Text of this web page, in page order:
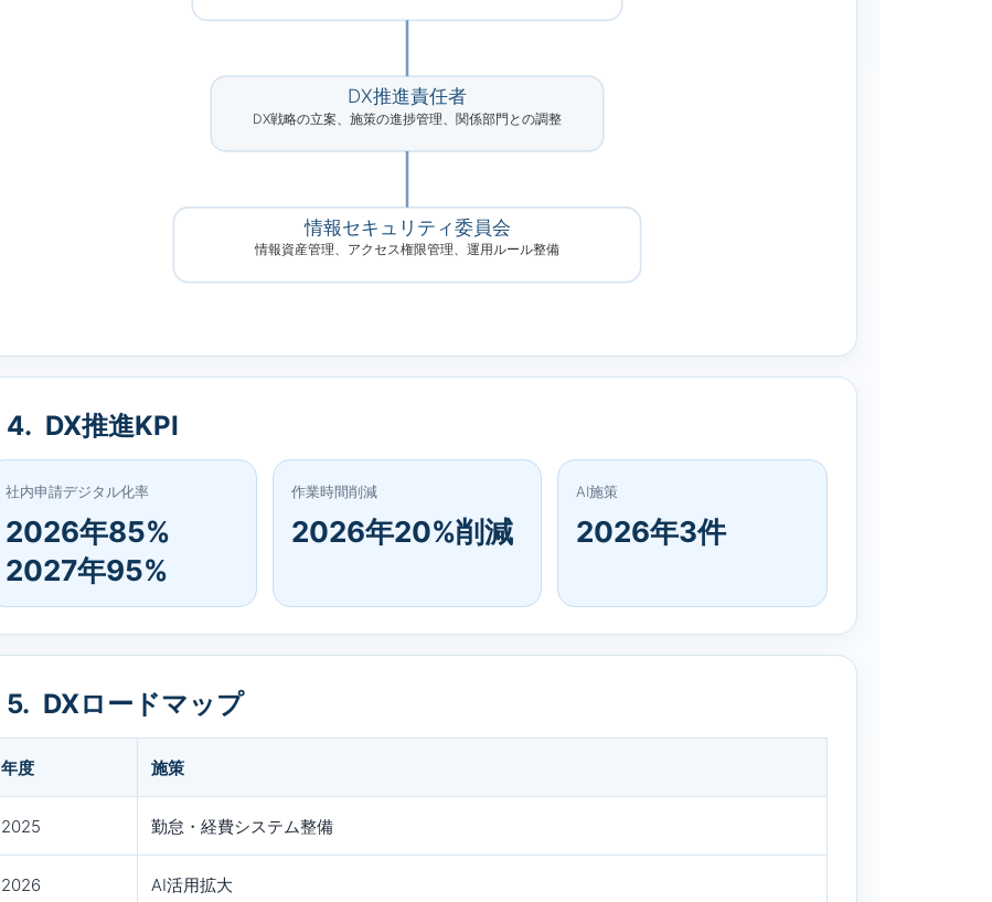
DX推進責任者
DX戦略の立案、施策の進捗管理、関係部門との調整
情報セキュリティ委員会
情報資産管理、アクセス権限管理、運用ルール整備
4. DX推進KPI
社内申請デジタル化率
2026年85%
2027年95%
作業時間削減
2026年20%削減
AI施策
2026年3件
5. DXロードマップ
年度 施策
2025 勤怠・経費システム整備
2026 AI活用拡大